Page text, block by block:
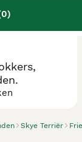
0)
Skye Terriër